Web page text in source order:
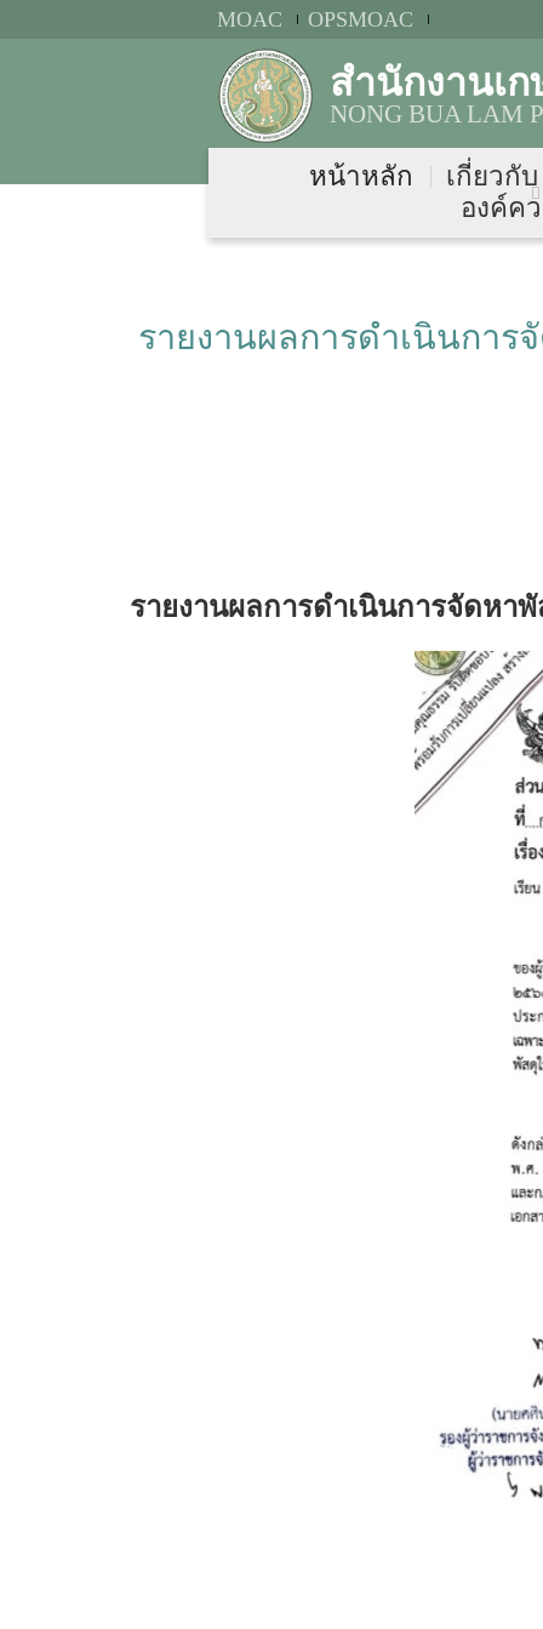
MOAC OPSMOAC
สำนักงานเ
NONG BUA LAM
หน้าหลัก เกี่ยวกั
องค์ค
รายงานผลการดำเนินกา
รายงานผลการดำเนินการจัดหา